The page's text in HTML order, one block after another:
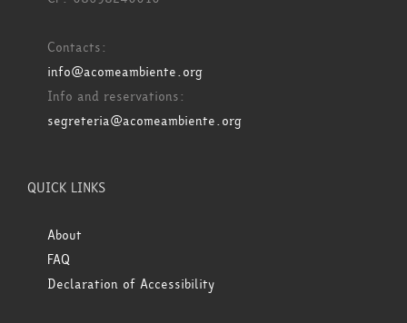
Contacts:
info@acomeambiente.org
Info and reservations:
segreteria@acomeambiente.org
QUICK LINKS
About
FAQ
Declaration of Accessibility